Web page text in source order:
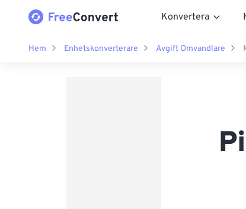
Konvertera
Hem Enhetskonverterare Avgift Omvandlare